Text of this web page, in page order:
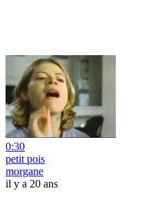
0:30
petit pois
morgane
il y a 20 ans